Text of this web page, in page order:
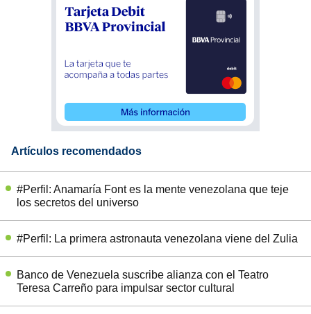
Artículos recomendados
#Perfil: Anamaría Font es la mente venezolana que teje
los secretos del universo
#Perfil: La primera astronauta venezolana viene del Zulia
Banco de Venezuela suscribe alianza con el Teatro
Teresa Carreño para impulsar sector cultural